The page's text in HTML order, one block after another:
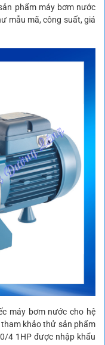
phẩm máy bơm nước
mẫu mã, công suất, giá
máy bơm nước cho hệ
khảo thử sản phẩm
4 1HP được nhập khẩu